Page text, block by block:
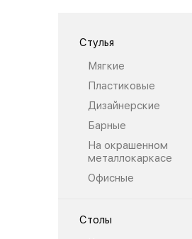
Стулья
Мягкие
Пластиковые
Дизайнерские
Барные
На окрашенном
металлокаркасе
Офисные
Столы